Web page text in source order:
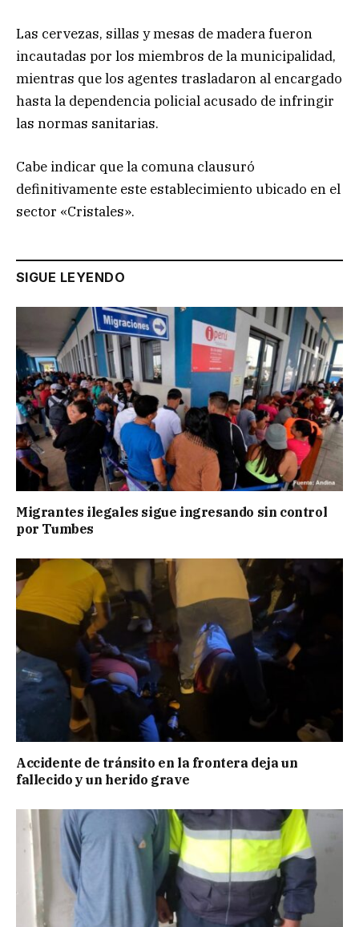
Las cervezas, sillas y mesas de madera fueron
incautadas por los miembros de la municipalidad,
mientras que los agentes trasladaron al encargado
hasta la dependencia policial acusado de infringir
las normas sanitarias.
Cabe indicar que la comuna clausuró
definitivamente este establecimiento ubicado en el
sector «Cristales».
SIGUE LEYENDO
Migrantes ilegales sigue ingresando sin control
por Tumbes
Accidente de tránsito en la frontera deja un
fallecido y un herido grave